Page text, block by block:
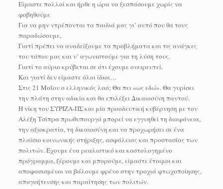
Είμαστε πολλοί και ήρθε η ώρα να ξεσπάσουμε χωρίς να
φοβηθούμε
Για να μην ντρέπονται τα παιδιά μας γι’ αυτό που θα τους
παραδώσουμε,
Γιατί πρέπει να αναδείξουμε τα προβλήματα και τις ανάγκες
του τόπου μας και ν’ αγωνιστούμε για τη λύση τους.
Γιατί το αύριο κρύβεται σε ότι έχουμε ονειρευτεί.
Και γιατί δεν είμαστε όλοι ίδιοι…
Στις 21 Μαΐου ο ελληνικός λαό; Θα πει «ως εδώ». Θα γυρίσει
την πλάτη στην αδικία και θα επιλέξει Δικαιοσύνη παντού.
Η νίκη του ΣΥΡΙΖΑ-ΠΣ και μία προοδευτική κυβέρνηση με τον
Αλέξη Τσίπρα πρωθυπουργό μπορεί να εγγυηθεί τη διαφάνεια,
την αξιοκρατία, τη δικαιοσύνη και να προχωρήσει σε ένα
πλαίσιο κοινωνικής στήριξης, ασφάλειας και προστασίας των
πολιτών. Έχουμε ένα ρεαλιστικό και κοστολογημένο
πρόγραμμα, ξέρουμε και μπορούμε, είμαστε έτοιμοι και
αποφασισμένοι να βάλουμε φρένο στην τροχιά φτωχοποίησης,
απογοήτευσης και παραίτησης των πολιτών.